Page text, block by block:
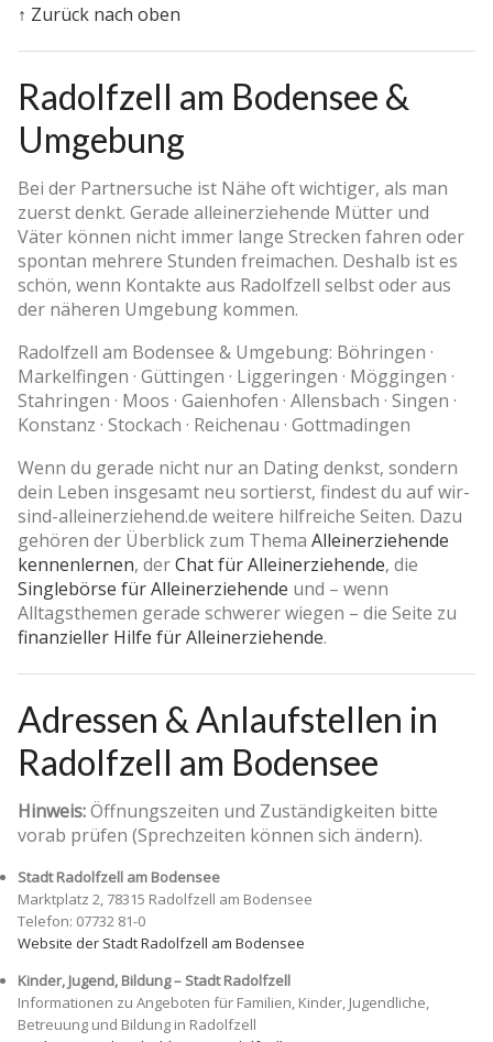
↑ Zurück nach oben
Radolfzell am Bodensee &
Umgebung
Bei der Partnersuche ist Nähe oft wichtiger, als man
zuerst denkt. Gerade alleinerziehende Mütter und
Väter können nicht immer lange Strecken fahren oder
spontan mehrere Stunden freimachen. Deshalb ist es
schön, wenn Kontakte aus Radolfzell selbst oder aus
der näheren Umgebung kommen.
Radolfzell am Bodensee & Umgebung: Böhringen ·
Markelfingen · Güttingen · Liggeringen · Möggingen ·
Stahringen · Moos · Gaienhofen · Allensbach · Singen ·
Konstanz · Stockach · Reichenau · Gottmadingen
Wenn du gerade nicht nur an Dating denkst, sondern
dein Leben insgesamt neu sortierst, findest du auf wir-
sind-alleinerziehend.de weitere hilfreiche Seiten. Dazu
gehören der Überblick zum Thema Alleinerziehende
kennenlernen, derChat für Alleinerziehende, die
Singlebörse für Alleinerziehende und – wenn
Alltagsthemen gerade schwerer wiegen – die Seite zu
finanzieller Hilfe für Alleinerziehende.
Adressen & Anlaufstellen in
Radolfzell am Bodensee
Hinweis:Öffnungszeiten und Zuständigkeiten bitte
vorab prüfen (Sprechzeiten können sich ändern).
Stadt Radolfzell am Bodensee
Marktplatz 2, 78315 Radolfzell am Bodensee
Telefon: 07732 81-0
Website der Stadt Radolfzell am Bodensee
Kinder, Jugend, Bildung – Stadt Radolfzell
Informationen zu Angeboten für Familien, Kinder, Jugendliche,
Betreuung und Bildung in Radolfzell